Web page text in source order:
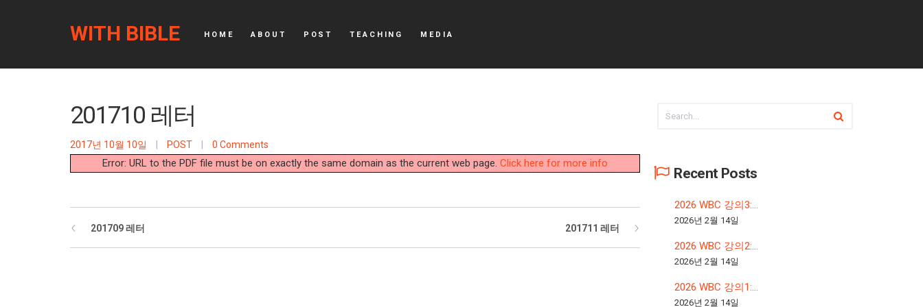
WITH BIBLE HOME ABOUT POST TEACHING MEDIA
201710 레터
2017년 10월 10일 POST 0 Comments
Error: URL to the PDF file must be on exactly the same domain as the current web page. Click here for more info
201709 레터 201711 레터
Recent Posts
2026 WBC 강의3:...
2026년 2월 14일
2026 WBC 강의2:...
2026년 2월 14일
2026 WBC 강의1:...
2026년 2월 14일